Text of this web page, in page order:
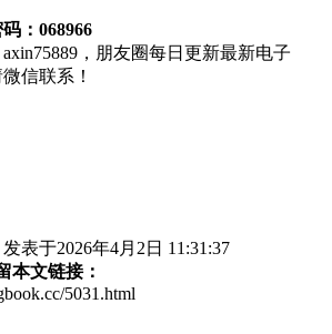
：068966
，朋友圈每日更新最新电子
信联系！
发表于2026年4月2日 11:31:37
本文链接：
5031.html